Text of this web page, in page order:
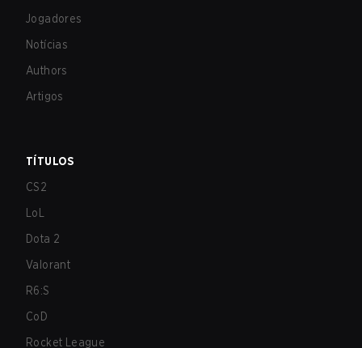
Jogadores
Notícias
Authors
Artigos
TÍTULOS
CS2
LoL
Dota 2
Valorant
R6:S
CoD
Rocket League